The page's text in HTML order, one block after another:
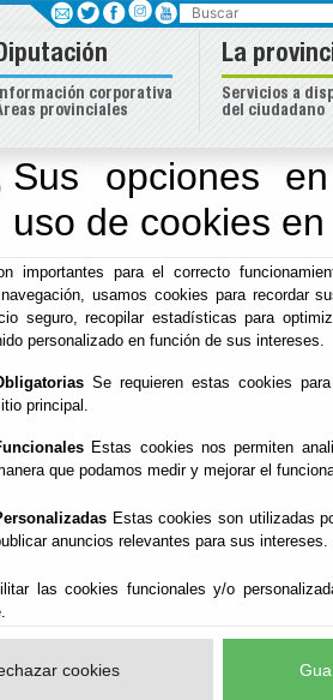
Sus opciones
uso de cookies
importantes para el correcto
usamos cookies para recordar
seguro, recopilar estadísticas para
personalizado en función de sus intereses.
Se requieren estas cookies
principal.
Estas cookies nos permiten
que podamos medir y mejorar el
Estas cookies son utilizadas
anuncios relevantes para sus intereses.
las cookies funcionales y/o
cookies
Inicio -Diputación - Tablón de anuncios
Buscar
corporativa
provinciales
La
Servicios a
del ciudadano